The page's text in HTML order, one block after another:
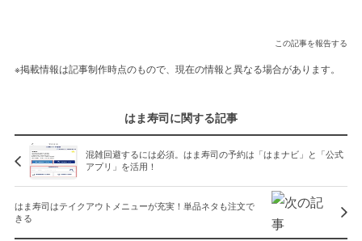
この記事を報告する
※掲載情報は記事制作時点のもので、現在の情報と異なる場合があります。
はま寿司に関する記事
混雑回避するには必須。はま寿司の予約は「はまナビ」と「公式
アプリ」を活用！
はま寿司はテイクアウトメニューが充実！単品ネタも注文で
きる